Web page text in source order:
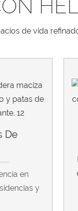
de vida
De
en
y